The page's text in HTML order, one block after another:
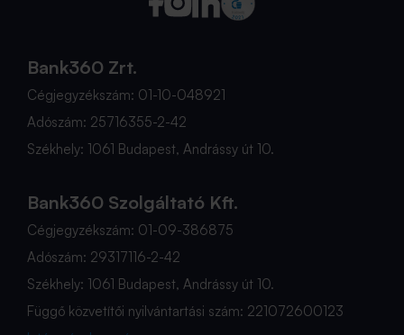
Bank360 Zrt.
Cégjegyzékszám: 01-10-048921
Adószám: 25716355-2-42
Székhely: 1061 Budapest, Andrássy út 10.
Bank360 Szolgáltató Kft.
Cégjegyzékszám: 01-09-386875
Adószám: 29317116-2-42
Székhely: 1061 Budapest, Andrássy út 10.
Függő közvetítői nyilvántartási szám: 221072600123